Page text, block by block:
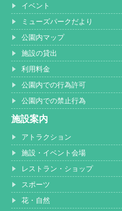
イベント
ミューズパークだより
公園内マップ
施設の貸出
利用料金
公園内での行為許可
公園内での禁止行為
施設案内
アトラクション
施設・イベント会場
レストラン・ショップ
スポーツ
花・自然